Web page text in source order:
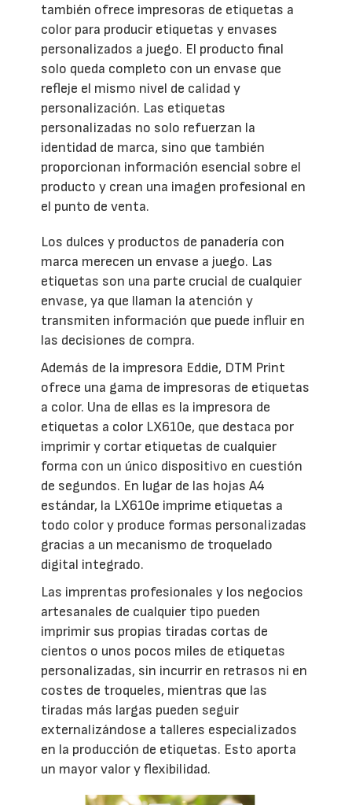
también ofrece impresoras de etiquetas a
color para producir etiquetas y envases
personalizados a juego. El producto final
solo queda completo con un envase que
refleje el mismo nivel de calidad y
personalización. Las etiquetas
personalizadas no solo refuerzan la
identidad de marca, sino que también
proporcionan información esencial sobre el
producto y crean una imagen profesional en
el punto de venta.
Los dulces y productos de panadería con
marca merecen un envase a juego. Las
etiquetas son una parte crucial de cualquier
envase, ya que llaman la atención y
transmiten información que puede influir en
las decisiones de compra.
Además de la impresora Eddie, DTM Print
ofrece una gama de impresoras de etiquetas
a color. Una de ellas es la impresora de
etiquetas a color LX610e, que destaca por
imprimir y cortar etiquetas de cualquier
forma con un único dispositivo en cuestión
de segundos. En lugar de las hojas A4
estándar, la LX610e imprime etiquetas a
todo color y produce formas personalizadas
gracias a un mecanismo de troquelado
digital integrado.
Las imprentas profesionales y los negocios
artesanales de cualquier tipo pueden
imprimir sus propias tiradas cortas de
cientos o unos pocos miles de etiquetas
personalizadas, sin incurrir en retrasos ni en
costes de troqueles, mientras que las
tiradas más largas pueden seguir
externalizándose a talleres especializados
en la producción de etiquetas. Esto aporta
un mayor valor y flexibilidad.